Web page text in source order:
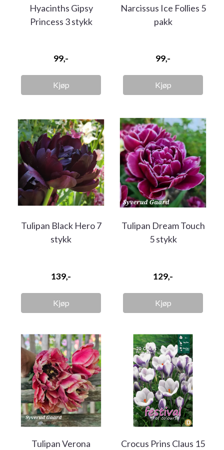
Hyacinths Gipsy
Princess 3 stykk
99,-
Kjøp
Narcissus Ice Follies 5
pakk
99,-
Kjøp
Tulipan Black Hero 7
stykk
139,-
Kjøp
Tulipan Dream Touch
5 stykk
129,-
Kjøp
Tulipan Verona
Crocus Prins Claus 15